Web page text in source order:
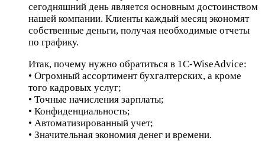
сегодняшний день является основным достоинством
нашей компании. Клиенты каждый месяц экономят
собственные деньги, получая необходимые отчеты
по графику.
Итак, почему нужно обратиться в 1С-WiseAdvice:
• Огромный ассортимент бухгалтерских, а кроме
того кадровых услуг;
• Точные начисления зарплаты;
• Конфиденциальность;
• Автоматизированный учет;
• Значительная экономия денег и времени.